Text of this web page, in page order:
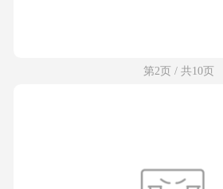
第2页 / 共10页